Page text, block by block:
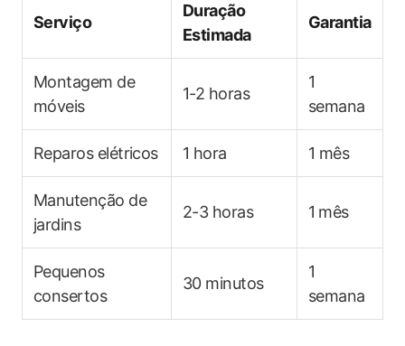
Serviço
Duração
Estimada
Garantia
Montagem ‍de⁢
móveis
1-2 horas
1
semana
Reparos elétricos 1 hora 1 mês
Manutenção de
jardins
2-3‍ horas 1 ⁢mês
Pequenos
consertos
30 minutos
1
semana